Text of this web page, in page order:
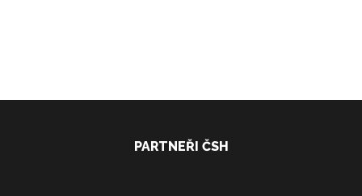
PARTNEŘI ČSH